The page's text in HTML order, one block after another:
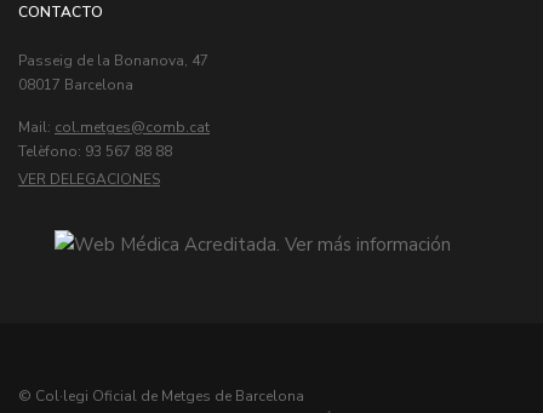
CONTACTO
Passeig de la Bonanova, 47
08017 Barcelona
Mail: col.metges
Telèfono: 93 567 88 88
VER DELEGACIONES
© Col·legi Oficial de Metges de Barcelona